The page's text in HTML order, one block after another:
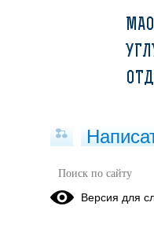
Версия для